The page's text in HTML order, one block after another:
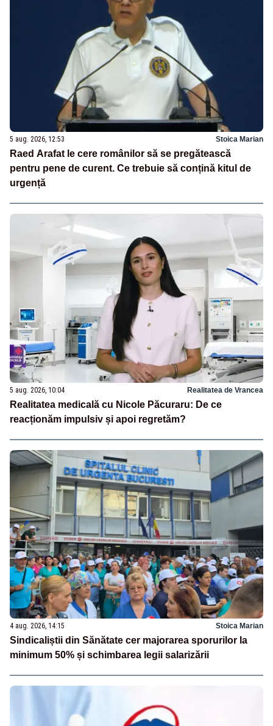
5 aug. 2026, 12:53 Stoica Marian
Raed Arafat le cere românilor să se pregătească
pentru pene de curent. Ce trebuie să conțină kitul de
urgență
5 aug. 2026, 10:04 Realitatea de Vrancea
Realitatea medicală cu Nicole Păcuraru: De ce
reacționăm impulsiv și apoi regretăm?
4 aug. 2026, 14:15 Stoica Marian
Sindicaliștii din Sănătate cer majorarea sporurilor la
minimum 50% și schimbarea legii salarizării